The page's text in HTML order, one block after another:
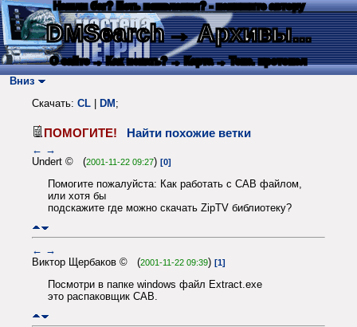
Нашли баг? Есть пожелания? - напишите автору
DMSearch→ Архивы...
О сайте → Как искать? → Карта → Текс. протокол
Вниз
Скачать: CL DM ;
ПОМОГИТЕ! Найти похожие ветки
← →
Undert © (2001-11-22 09:27) [0]
Помогите пожалуйста: Как работать с CAB файлом,
или хотя бы
подскажите где можно скачать ZipTV библиотеку?
← →
Виктор Щербаков © (2001-11-22 09:39) [1]
Посмотри в папке windows файл Extract.exe
это распаковщик CAB.